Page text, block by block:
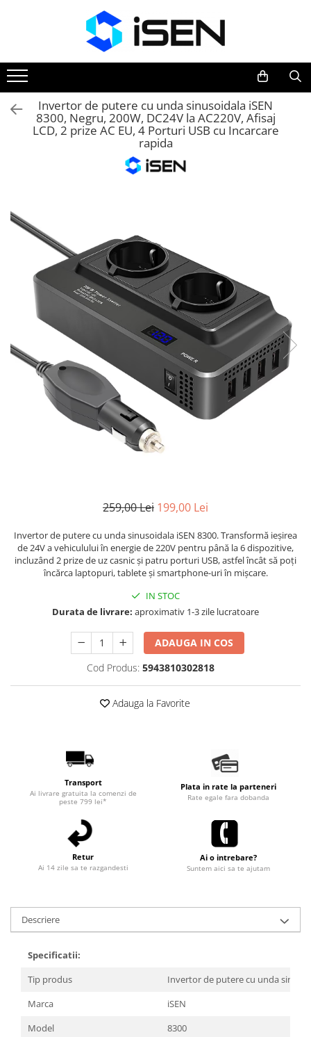
Trotinete electrice
Piese si accesorii
Invertor de putere cu unda sinusoidala iSEN
8300, Negru, 200W, DC24V la AC220V, Afisaj
LCD, 2 prize AC EU, 4 Porturi USB cu Incarcare
rapida
259,00 Lei 199,00 Lei
Invertor de putere cu unda sinusoidala iSEN 8300. Transformă ieșirea
de 24V a vehiculului în energie de 220V pentru până la 6 dispozitive,
incluzând 2 prize de uz casnic și patru porturi USB, astfel încât să poți
încărca laptopuri, tablete și smartphone-uri în mișcare.
IN STOC
Durata de livrare: aproximativ 1-3 zile lucratoare
ADAUGA IN COS
Cod Produs: 5943810302818
Adauga la Favorite
Transport
Ai livrare gratuita la comenzi de
peste 799 lei*
Plata in rate la parteneri
Rate egale fara dobanda
Retur
Ai 14 zile sa te razgandesti
Ai o intrebare?
Suntem aici sa te ajutam
Descriere
Specificatii:
Tip produs
Invertor de putere cu unda
Marca
iSEN
Model
8300